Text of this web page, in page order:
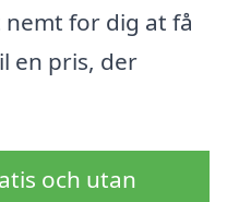
for dig at få
en pris, der
och utan